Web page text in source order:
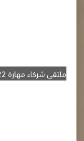
ملتقى شركاء مهارة 2022م